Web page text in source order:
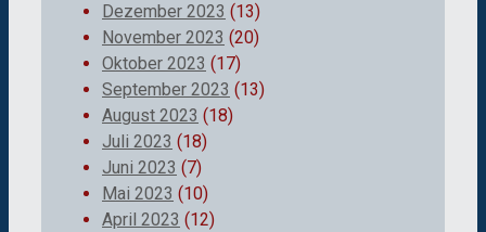
Dezember 2023 (13)
November 2023 (20)
Oktober 2023 (17)
September 2023 (13)
August 2023 (18)
Juli 2023 (18)
Juni 2023 (7)
Mai 2023 (10)
April 2023 (12)